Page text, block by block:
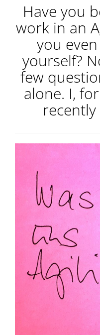
Have you
work in an
you
yourself?
few
alone. I,